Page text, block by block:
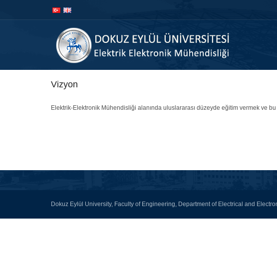
Vizyon
Elektrik-Elektronik Mühendisliği alanında uluslararası düzeyde eğitim vermek ve
Dokuz Eylül University, Faculty of Engineering, Department of Electrical and